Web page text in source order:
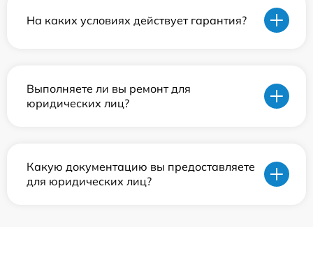
На каких условиях действует гарантия?
Выполняете ли вы ремонт для
юридических лиц?
Какую документацию вы предоставляете
для юридических лиц?